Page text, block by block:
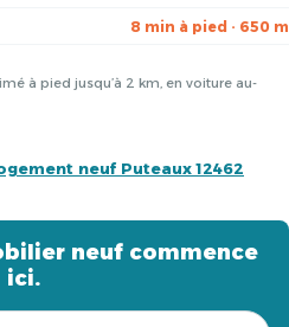
8 min à pied · 650 m
à pied jusqu’à 2 km, en voiture au-
neuf Puteaux 12462
neuf commence
ici.